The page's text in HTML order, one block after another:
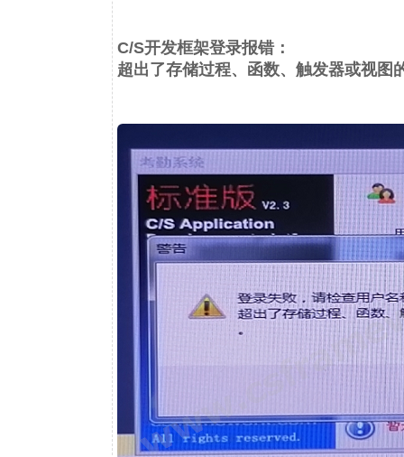
C/S开发框架登录报错：
超出了存储过程、函数、触发器或视图